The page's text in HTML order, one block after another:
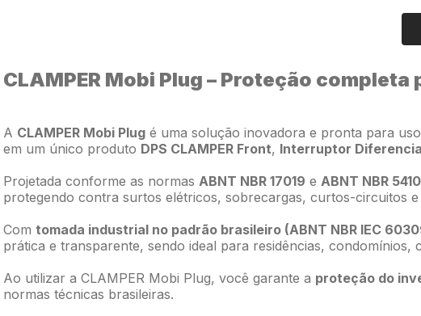
CLAMPER Mobi Plug – Proteção
A CLAMPER Mobi Plug é uma solução inovadora e pronta para
em um único produto DPS CLAMPER Front, Interruptor
Projetada conforme as normas ABNT NBR 17019 e ABNT NBR 5410
protegendo contra surtos elétricos, sobrecargas, curtos-circuitos
Com tomada industrial no padrão brasileiro (ABNT NBR IEC
prática e transparente, sendo ideal para residências,
Ao utilizar a CLAMPER Mobi Plug, você garante a proteção do
normas técnicas brasileiras.